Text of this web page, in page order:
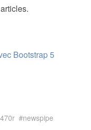
Bootstrap 5
newspipe